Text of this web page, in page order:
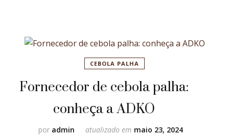
CEBOLA PALHA
Fornecedor de cebola palha:
conheça a ADKO
por admin atualizado em maio 23, 2024